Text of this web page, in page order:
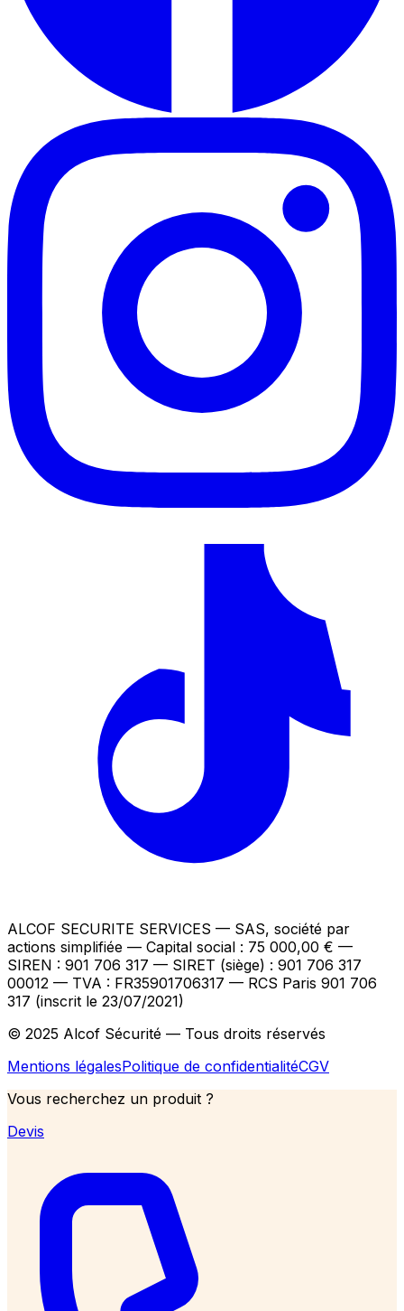
ALCOF SECURITE SERVICES — SAS, société par
actions simplifiée — Capital social : 75 000,00 € —
SIREN : 901 706 317 — SIRET (siège) : 901 706 317
00012 — TVA : FR35901706317 — RCS Paris 901 706
317 (inscrit le 23/07/2021)
© 2025 Alcof Sécurité — Tous droits réservés
Mentions légalesPolitique de confidentialitéCGV
Vous recherchez un produit ?
Devis